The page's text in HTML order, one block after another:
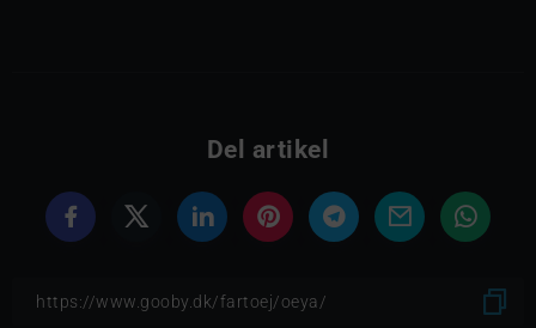
Del artikel